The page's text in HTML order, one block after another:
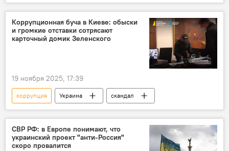
Коррупционная буча в Киеве: обыски
и громкие отставки сотрясают
карточный домик Зеленского
19 ноября 2025, 17:39
коррупция Украина скандал
СВР РФ: в Европе понимают, что
украинский проект "анти-Россия"
скоро провалится